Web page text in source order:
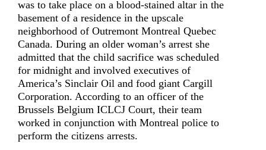
was to take place on a blood-stained altar in the
basement of a residence in the upscale
neighborhood of Outremont Montreal Quebec
Canada. During an older woman’s arrest she
admitted that the child sacrifice was scheduled
for midnight and involved executives of
America’s Sinclair Oil and food giant Cargill
Corporation. According to an officer of the
Brussels Belgium ICLCJ Court, their team
worked in conjunction with Montreal police to
perform the citizens arrests.